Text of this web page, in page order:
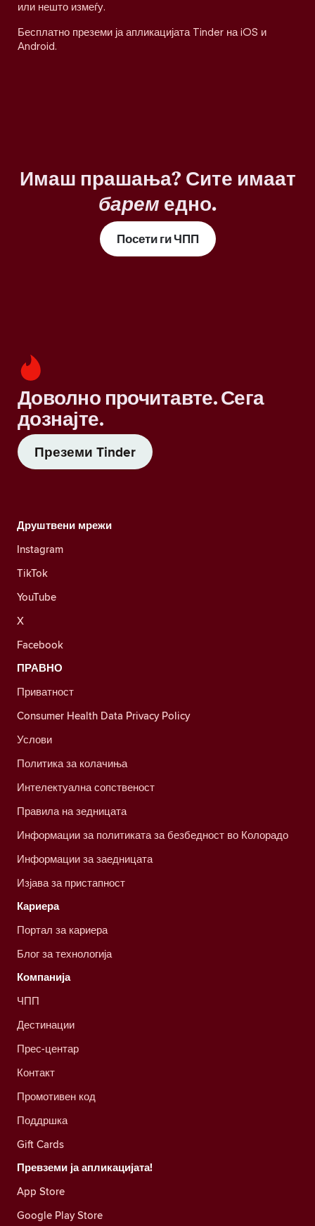
или нешто измеѓу.
Бесплатно преземи ја апликацијата Tinder на iOS и
Android.
Имаш прашања? Сите имаат
барем едно.
Посети ги ЧПП
Доволно прочитавте. Сега
дознајте.
Преземи Tinder
Друштвени мрежи
Instagram
TikTok
YouTube
X
Facebook
ПРАВНО
Приватност
Consumer Health Data Privacy Policy
Услови
Политика за колачиња
Интелектуална сопственост
Правила на зедницата
Информации за политиката за безбедност во Колорадо
Информации за заедницата
Изјава за пристапност
Кариера
Портал за кариера
Блог за технологија
Компанија
ЧПП
Дестинации
Прес-центар
Контакт
Промотивен код
Поддршка
Gift Cards
Превземи ја апликацијата!
App Store
Google Play Store